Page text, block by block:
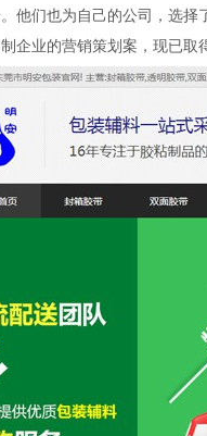
他们也为自己的公司，选
企业的营销策划案，现已取